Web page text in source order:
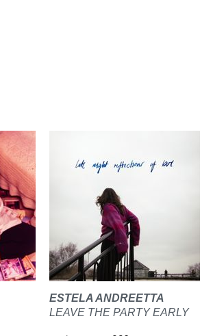
ESTELA ANDREETTA
LEAVE THE PARTY EARLY